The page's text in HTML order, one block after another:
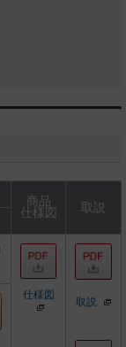
商品
仕様図
取説
仕様図
取説